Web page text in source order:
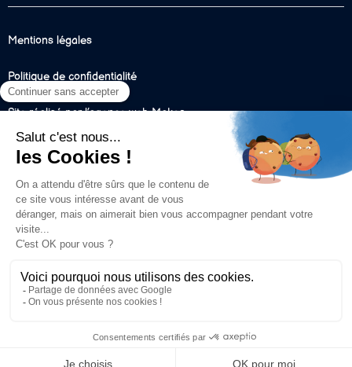
Mentions légales
Politique de confidentialité
Site réalisé par l’agence web Makeo